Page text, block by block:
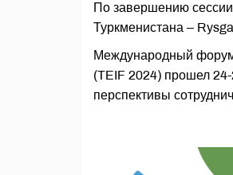
По завершению
Туркменистана –
Международный форум
(TEIF 2024) прошел
перспективы